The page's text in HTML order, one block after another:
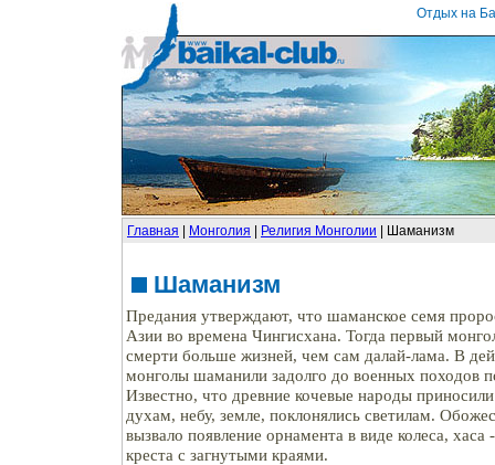
Отдых на
Главная Монголия Религия Монголии | Шаманизм
Шаманизм
Предания утверждают, что шаманское семя
Азии во времена Чингисхана. Тогда первый
смерти больше жизней, чем сам далай-лама. В
монголы шаманили задолго до военных походов
Известно, что древние кочевые народы
духам, небу, земле, поклонялись светилам.
вызвало появление орнамента в виде колеса, хаса
креста с загнутыми краями.